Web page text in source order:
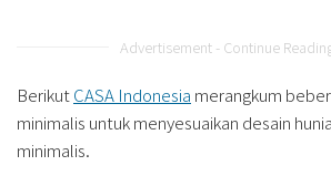
Advertisement - Continue
BerikutCASA Indonesia merangkum
minimalis untuk menyesuaikan desain
minimalis.